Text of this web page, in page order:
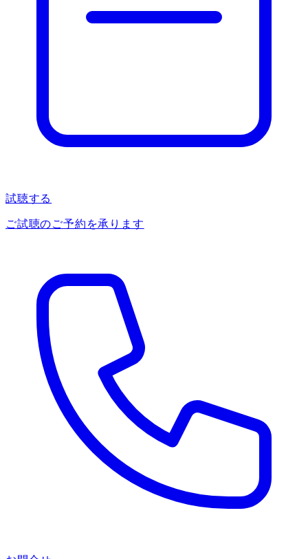
試聴する
ご試聴のご予約を承ります